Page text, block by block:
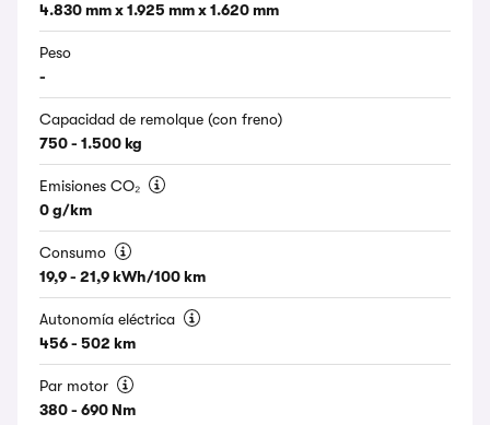
4.830 mm x 1.925 mm x 1.620 mm
Peso
-
Capacidad de remolque (con freno)
750 - 1.500 kg
Emisiones CO₂
0 g/km
Consumo
19,9 - 21,9 kWh/100 km
Autonomía eléctrica
456 - 502 km
Par motor
380 - 690 Nm